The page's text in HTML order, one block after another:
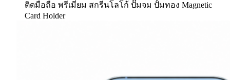
ติดมือถือ พรีเมี่ยม สกรีนโลโก้ ปั๊มจม ปั้มทอง Magnetic
Card Holder